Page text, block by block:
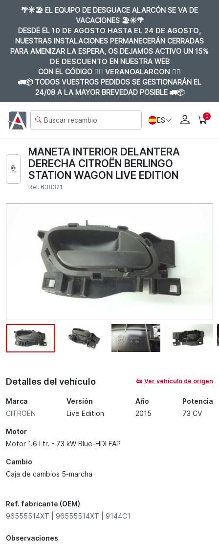
🌴☀️🏖️ EL EQUIPO DE DESGUACE ALARCÓN SE VA DE
VACACIONES 🏖️☀️🌴
DESDE EL 10 DE AGOSTO HASTA EL 24 DE AGOSTO,
NUESTRAS INSTALACIONES PERMANECERÁN CERRADAS
PARA AMENIZAR LA ESPERA, OS DEJAMOS ACTIVO UN 15%
DE DESCUENTO EN NUESTRA WEB
CON EL CÓDIGO 👉🏼 VERANOALARCON 👈🏼
🚛📦 TODOS VUESTROS PEDIDOS SE GESTIONARÁN EL
24/08 A LA MAYOR BREVEDAD POSIBLE 🚛📦
ES 0
MANETA INTERIOR DELANTERA
DERECHA CITROËN BERLINGO
STATION WAGON LIVE EDITION
Ref. 638321
Detalles del vehículo Ver vehículo de origen
Marca
CITROËN
Versión
Live Edition
Año
2015
Potencia
73 CV
Motor
Motor 1.6 Ltr. - 73 kW Blue-HDI FAP
Cambio
Caja de cambios 5-marcha
Ref. fabricante (OEM)
96555514XT | 96555514XT | 9144C1
Observaciones